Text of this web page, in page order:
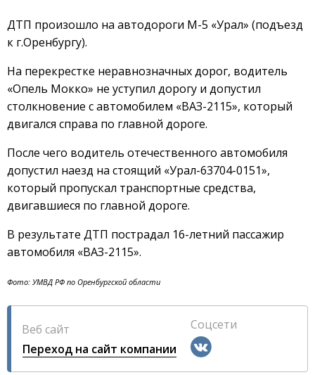
ДТП произошло на автодороги M-5 «Урал» (подъезд
к г.Оренбургу).
На перекрестке неравнозначных дорог, водитель
«Опель Мокко» не уступил дорогу и допустил
столкновение с автомобилем «ВАЗ-2115», который
двигался справа по главной дороге.
После чего водитель отечественного автомобиля
допустил наезд на стоящий «Урал-63704-0151»,
который пропускал транспортные средства,
двигавшиеся по главной дороге.
В результате ДТП пострадал 16-летний пассажир
автомобиля «ВАЗ-2115».
Фото: УМВД РФ по Оренбургской области
Веб сайт
Переход на сайт компании
Соцсети